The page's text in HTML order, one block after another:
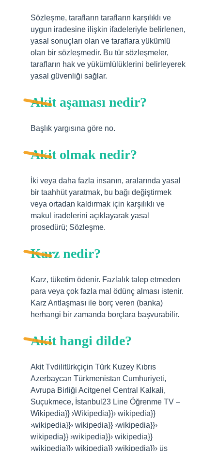
Sözleşme, tarafların tarafların karşılıklı ve
uygun iradesine ilişkin ifadeleriyle belirlenen,
yasal sonuçları olan ve taraflara yükümlü
olan bir sözleşmedir. Bu tür sözleşmeler,
tarafların hak ve yükümlülüklerini belirleyerek
yasal güvenliği sağlar.
Akit aşaması nedir?
Başlık yargısına göre no.
Akit olmak nedir?
İki veya daha fazla insanın, aralarında yasal
bir taahhüt yaratmak, bu bağı değiştirmek
veya ortadan kaldırmak için karşılıklı ve
makul iradelerini açıklayarak yasal
prosedürü; Sözleşme.
Karz nedir?
Karz, tüketim ödenir. Fazlalık talep etmeden
para veya çok fazla mal ödünç alması istenir.
Karz Antlaşması ile borç veren (banka)
herhangi bir zamanda borçlara başvurabilir.
Akit hangi dilde?
Akit Tvdilitürkçiçin Türk Kuzey Kıbrıs
Azerbaycan Türkmenistan Cumhuriyeti,
Avrupa Birliği Acitgenel Central Kalkali,
Suçukmece, İstanbul23 Line Öğrenme TV –
Wikipedia}} ›Wikipedia}}› wikipedia}}
›wikipedia}}› wikipedia}} ›wikipedia}}›
wikipedia}} ›wikipedia}}› wikipedia}}
›wikipedia}}› wikipedia}} ›wikipedia}}› üş